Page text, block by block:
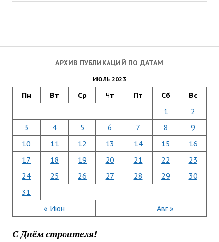
АРХИВ ПУБЛИКАЦИЙ ПО ДАТАМ
ИЮЛЬ 2023
Пн Вт Ср Чт Пт Сб Вс
« Июн Авг »
1
2
3
4 5 6 7 8
9
10
11 12 13 14 15
16
17
18 19 20 21 22
23
24
25 26 27 28 29
30
31
С Днём строителя!